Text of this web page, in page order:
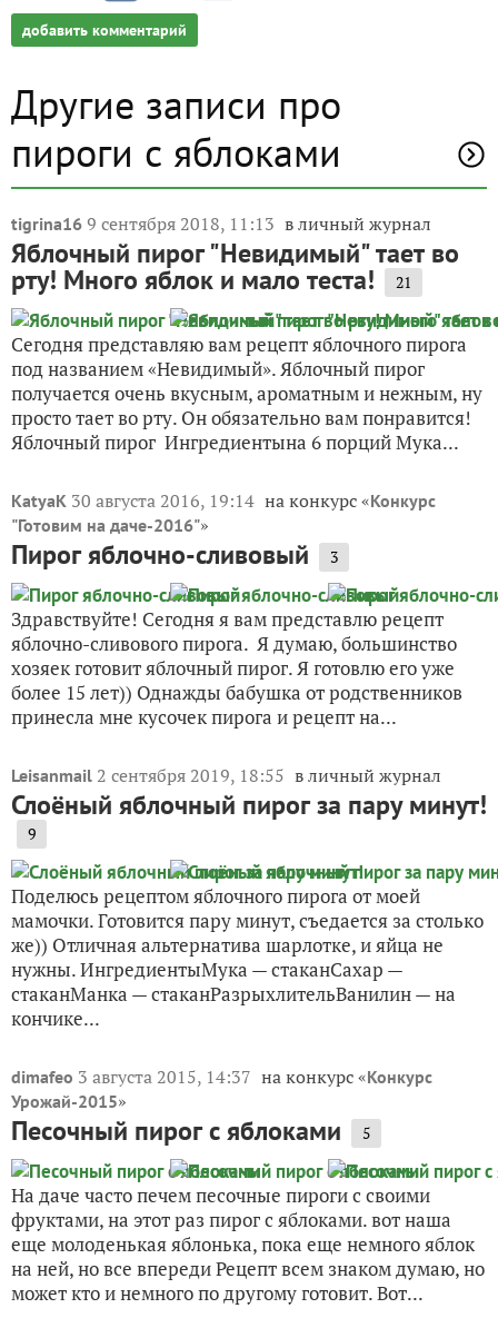
добавить комментарий
Другие записи про
пироги с яблоками
tigrina16 9 сентября 2018, 11:13 в личный журнал
Яблочный пирог "Невидимый" тает во
рту! Много яблок и мало теста! 21
Сегодня представляю вам рецепт яблочного пирога
под названием «Невидимый». Яблочный пирог
получается очень вкусным, ароматным и нежным, ну
просто тает во рту. Он обязательно вам понравится!
Яблочный пирог Ингредиентына 6 порций Мука...
KatyaK 30 августа 2016, 19:14 на конкурс «Конкурс
"Готовим на даче-2016"»
Пирог яблочно-сливовый 3
Здравствуйте! Сегодня я вам представлю рецепт
яблочно-сливового пирога. Я думаю, большинство
хозяек готовит яблочный пирог. Я готовлю его уже
более 15 лет)) Однажды бабушка от родственников
принесла мне кусочек пирога и рецепт на...
Leisanmail 2 сентября 2019, 18:55 в личный журнал
Слоёный яблочный пирог за пару минут!
9
Поделюсь рецептом яблочного пирога от моей
мамочки. Готовится пару минут, съедается за столько
же)) Отличная альтернатива шарлотке, и яйца не
нужны. ИнгредиентыМука — стаканСахар —
стаканМанка — стаканРазрыхлительВанилин — на
кончике...
dimafeo 3 августа 2015, 14:37 на конкурс «Конкурс
Урожай-2015»
Песочный пирог с яблоками 5
На даче часто печем песочные пироги с своими
фруктами, на этот раз пирог с яблоками. вот наша
еще молоденькая яблонька, пока еще немного яблок
на ней, но все впереди Рецепт всем знаком думаю, но
может кто и немного по другому готовит. Вот...